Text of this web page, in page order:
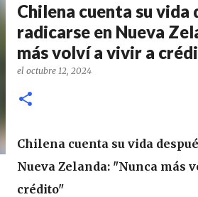
Chilena cuenta su vida
radicarse en Nueva
más volví a vivir a
el octubre 12, 2024
Chilena cuenta su vida
Nueva Zelanda: "Nunca más
crédito"